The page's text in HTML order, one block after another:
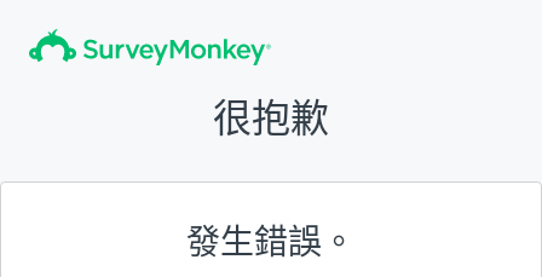
很抱歉
發生錯誤。